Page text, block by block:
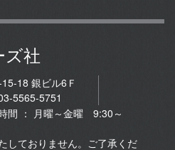
ズ社
18 銀ビル6Ｆ
5565-5751
間 ： 月曜～金曜 9:30～
しておりません。ご了承くだ